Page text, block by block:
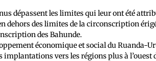
dépassent les limites qui leur ont été
dehors des limites de la circonscription
des Bahunde.
économique et social du Ruanda-
vers les régions plus à l’ouest